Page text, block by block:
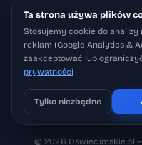
› Aktualności: Muzeum
›Aktualności: Historia
© 2026 Oswiecimskie.pl
Ta strona używa plików
Stosujemy cookie do
reklam (Google Analytics &
zaakceptować lub
prywatności
Tylko niezbędne
Pobierz na iOS